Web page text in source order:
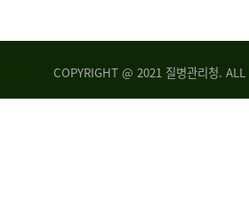
COPYRIGHT @ 2021 질병관리청.